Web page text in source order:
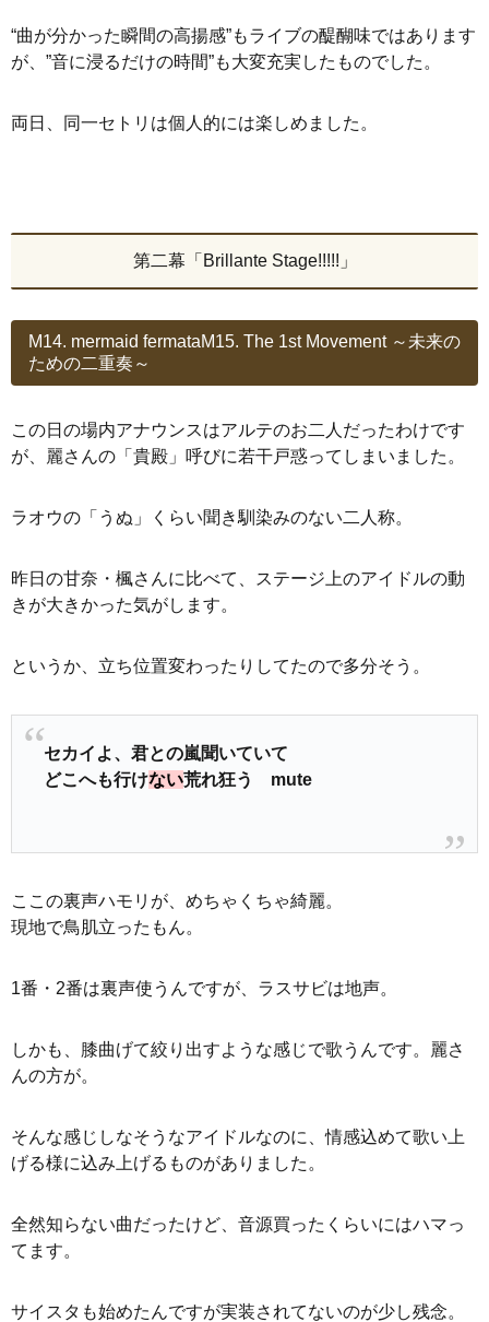
“曲が分かった瞬間の高揚感”もライブの醍醐味ではあります
が、”音に浸るだけの時間”も大変充実したものでした。
両日、同一セトリは個人的には楽しめました。
第二幕「Brillante Stage!!!!!」
M14. mermaid fermataM15. The 1st Movement ～未来の
ための二重奏～
この日の場内アナウンスはアルテのお二人だったわけです
が、麗さんの「貴殿」呼びに若干戸惑ってしまいました。
ラオウの「うぬ」くらい聞き馴染みのない二人称。
昨日の甘奈・楓さんに比べて、ステージ上のアイドルの動
きが大きかった気がします。
というか、立ち位置変わったりしてたので多分そう。
セカイよ、君との嵐聞いていて
どこへも行けない荒れ狂う mute
ここの裏声ハモリが、めちゃくちゃ綺麗。
現地で鳥肌立ったもん。
1番・2番は裏声使うんですが、ラスサビは地声。
しかも、膝曲げて絞り出すような感じで歌うんです。麗さ
んの方が。
そんな感じしなそうなアイドルなのに、情感込めて歌い上
げる様に込み上げるものがありました。
全然知らない曲だったけど、音源買ったくらいにはハマっ
てます。
サイスタも始めたんですが実装されてないのが少し残念。